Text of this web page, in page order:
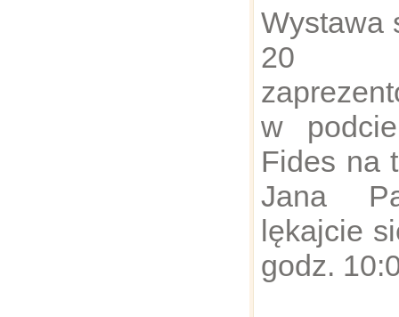
Wystawa
20
w
Fides na
Jana
lękajcie
godz.